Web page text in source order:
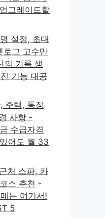
그레이드할
설정, 초대
로그 고수만
의 기록 생
기능 대공
주택, 통장
사항 -
수급자격
어도 월 33
처 스파, 카
스 추천 -
는 여기서!
5